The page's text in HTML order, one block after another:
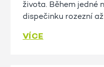
života. Během jedné
dispečinku rozezní
VÍCE